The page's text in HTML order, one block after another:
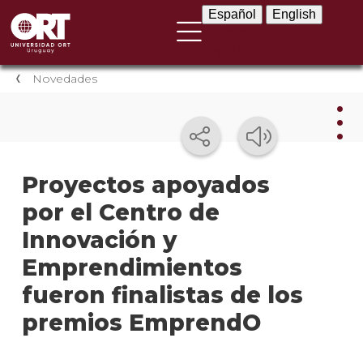
Español English
Novedades
Proyectos apoyados
por el Centro de
Innovación y
Emprendimientos
fueron finalistas de los
premios EmprendO